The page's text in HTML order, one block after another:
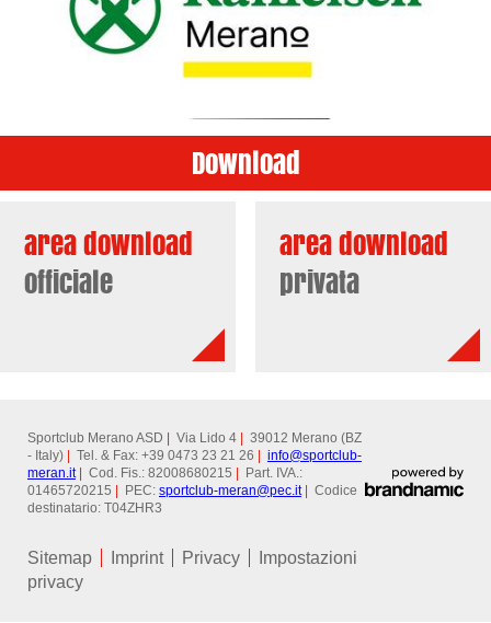
Download
area download
officiale
area download
privata
Sportclub Merano ASD | Via Lido 4 | 39012 Merano (BZ
- Italy) | Tel. & Fax: +39 0473 23 21 26 | info@sportclub-
meran.it | Cod. Fis.: 82008680215 | Part. IVA.:
01465720215 | PEC: sportclub-meran@pec.it | Codice
destinatario: T04ZHR3
Sitemap Imprint Privacy
Impostazioni
privacy